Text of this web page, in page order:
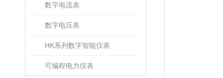
数字电流表
数字电压表
HK系列数字智能仪表
可编程电力仪表